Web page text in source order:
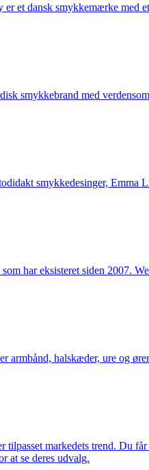
er et dansk smykkemærke
smykkebrand med
smykkedesinger,
har eksisteret siden 2007.
armbånd, halskæder, ure og
tilpasset markedets trend. Du
at se deres udvalg.